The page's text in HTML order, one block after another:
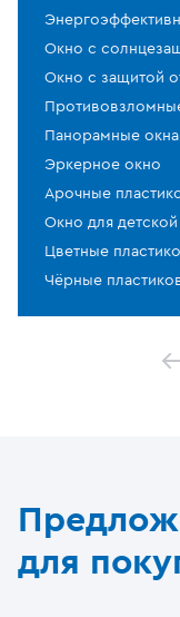
Окно с
Окно с защитой
Панорамные окна
Эркерное окно
Арочные
Окно для детской
Цветные
Чёрные
для